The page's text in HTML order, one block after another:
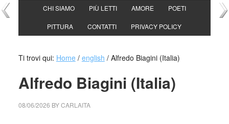
CHI SIAMO PIÙ LETTI AMORE POETI
PITTURA CONTATTI PRIVACY POLICY
Ti trovi qui: Home / english /Alfredo Biagini (Italia)
Alfredo Biagini (Italia)
08/06/2026 BYCARLAITA